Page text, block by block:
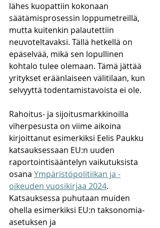
lähes kuopattiin kokonaan
säätämisprosessin loppumetreillä,
mutta kuitenkin palautettiin
neuvoteltavaksi. Tällä hetkellä on
epäselvää, mikä sen lopullinen
kohtalo tulee olemaan. Tämä jättää
yritykset eräänlaiseen välitilaan, kun
selvyyttä todentamistavoista ei ole.
Rahoitus- ja sijoitusmarkkinoilla
viherpesusta on viime aikoina
kirjoittanut esimerkiksi Eelis Paukku
katsauksessaan EU:n uuden
raportointisääntelyn vaikutuksista
osana Ympäristöpolitiikan ja -
oikeuden vuosikirjaa 2024.
Katsauksessa puhutaan muiden
ohella esimerkiksi EU:n taksonomia-
asetuksen ja